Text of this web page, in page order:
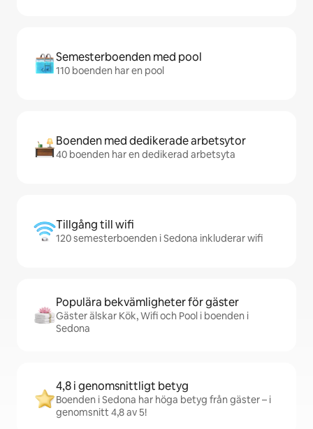
Semesterboenden med pool
110 boenden har en pool
Boenden med dedikerade arbetsytor
40 boenden har en dedikerad arbetsyta
Tillgång till wifi
120 semesterboenden i Sedona inkluderar wifi
Populära bekvämligheter för gäster
Gäster älskar Kök, Wifi och Pool i boenden i
Sedona
4,8 i genomsnittligt betyg
Boenden i Sedona har höga betyg från gäster – i
genomsnitt 4,8 av 5!